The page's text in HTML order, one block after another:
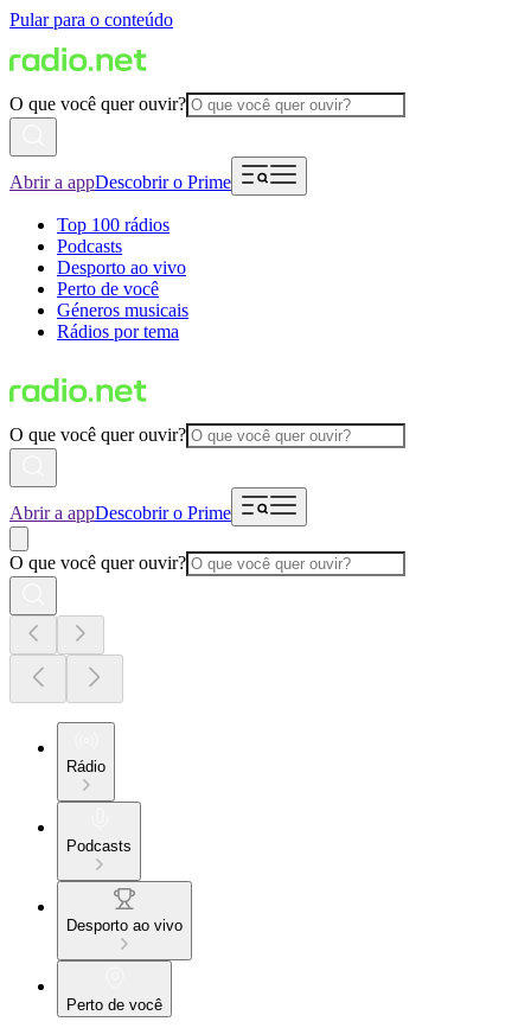
Pular para o conteúdo
O que você quer ouvir?
Abrir a appDescobrir o Prime
Top 100 rádios
Podcasts
Desporto ao vivo
Perto de você
Géneros musicais
Rádios por tema
O que você quer ouvir?
Abrir a appDescobrir o Prime
O que você quer ouvir?
Rádio
Podcasts
Desporto ao vivo
Perto de você